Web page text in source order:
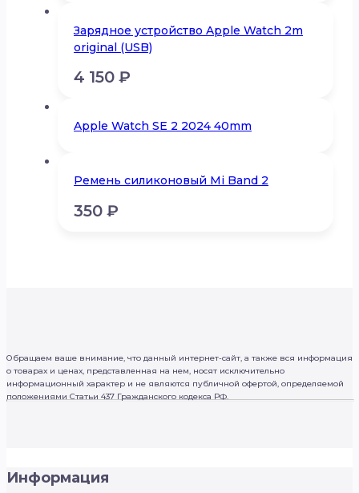
Зарядное устройство Apple Watch 2m
original (USB)
4 150 ₽
Apple Watch SE 2 2024 40mm
Ремень силиконовый Mi Band 2
350 ₽
Обращаем ваше внимание, что данный интернет-сайт, а также вся информация
о товарах и ценах, представленная на нем, носят исключительно
информационный характер и не являются публичной офертой, определяемой
положениями Статьи 437 Гражданского кодекса РФ.
Информация